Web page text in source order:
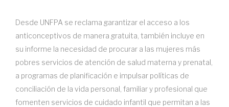
Desde UNFPA se reclama garantizar el acceso a los
anticonceptivos de manera gratuita, también incluye en
su informe la necesidad de procurar a las mujeres más
pobres servicios de atención de salud materna y prenatal,
a programas de planificación e impulsar políticas de
conciliación de la vida personal, familiar y profesional que
fomenten servicios de cuidado infantil que permitan a las